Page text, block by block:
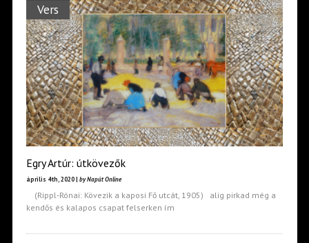
Vers
Egry Artúr: útkövezők
április 4th, 2020 | by Napút Online
(Rippl-Rónai: Kövezik a kaposi Fő utcát, 1905) alig pirkad még a
kendős és kalapos csapat felserken ím